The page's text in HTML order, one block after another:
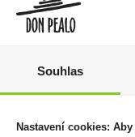
Souhlas
Nastavení cookies: